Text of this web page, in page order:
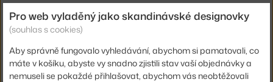
Šířka:
59 cm
Područky:
s područkami
Barva:
bílá, světle šedá
polypropylen, textilní potah, dubová dýha
Pro web vyladěný jako skandinávské designovky
(souhlas s cookies)
Aby správně fungovalo vyhledávání, abychom si pamatovali, co
máte v košíku, abyste vy snadno zjistili stav vaší objednávky a
nemuseli se pokaždé přihlašovat, abychom vás neobtěžovali